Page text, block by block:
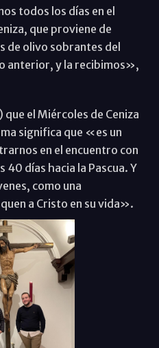
todos los días en el
que proviene de
de olivo sobrantes del
anterior, y la recibimos»,
que el Miércoles de Ceniza
significa que «es un
en el encuentro con
40 días hacia la Pascua. Y
como una
a Cristo en su vida».